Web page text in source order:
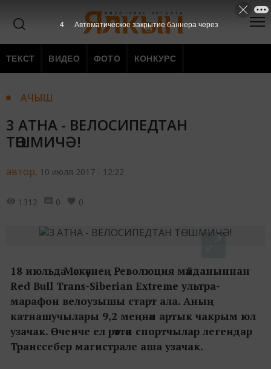
ТЕКСТ ВИДЕО ФОТО КОНКУРС
АЧЫШ
3 АТНА - ВЕЛОСИПЕДТАН
ТӨШМИЧӘ!
автор, 10 июля 2017 - 12:22
1312 0 0
18 июльдә Мәскәүнең Революция мәйданыннан
Red Bull Trans-Siberian Extreme ультра-
марафон велоузышы старт ала. Аның
катнашучылары 9,2 меңнән артык чакрым юл
узачак. Өченче ел рәттән спортчылар легендар
Транссебер магистрале аша узачак.
3 Автоматическое закрытие баннера через